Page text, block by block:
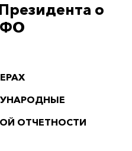
о
ОТЧЕТНОСТИ